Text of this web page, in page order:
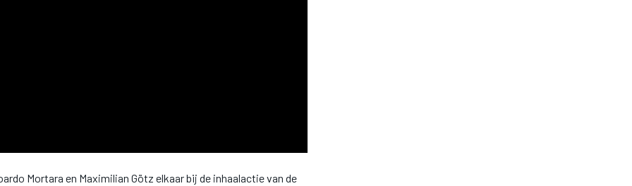
Mortara en Maximilian Götz elkaar bij de inhaalactie van de